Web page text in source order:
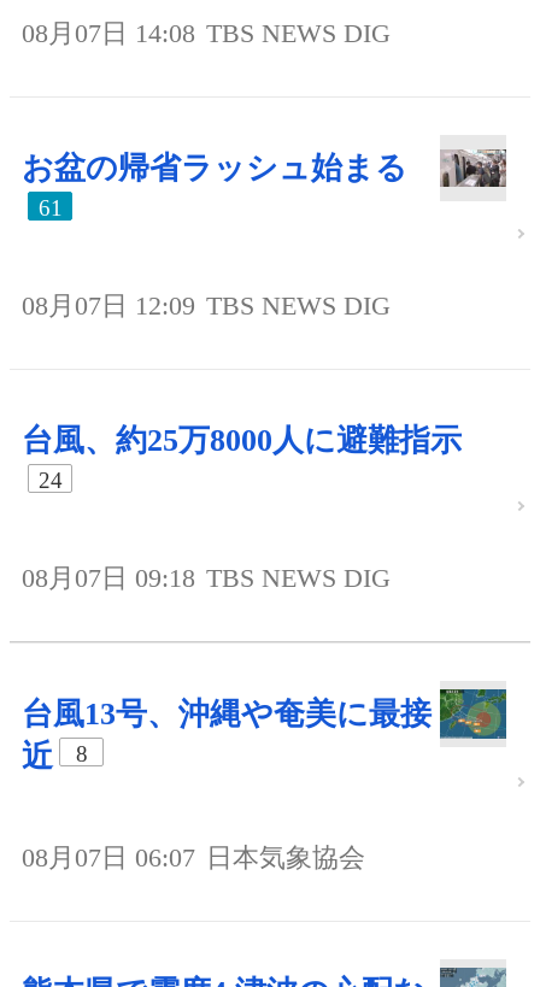
08月07日 14:08 TBS NEWS DIG
お盆の帰省ラッシュ始まる
61
08月07日 12:09 TBS NEWS DIG
台風、約25万8000人に避難指示
24
08月07日 09:18 TBS NEWS DIG
台風13号、沖縄や奄美に最接
近
8
08月07日 06:07 日本気象協会